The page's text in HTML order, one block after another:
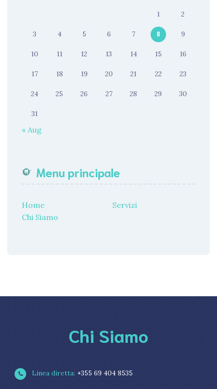
1 2
3 4 5 6 7 8 9
10 11 12 13 14 15 16
17 18 19 20 21 22 23
24 25 26 27 28 29 30
31
« Aug
Menu principale
Home
Chi Siamo
Servizi
Chi Siamo
Linea diretta: +355 69 404 8535